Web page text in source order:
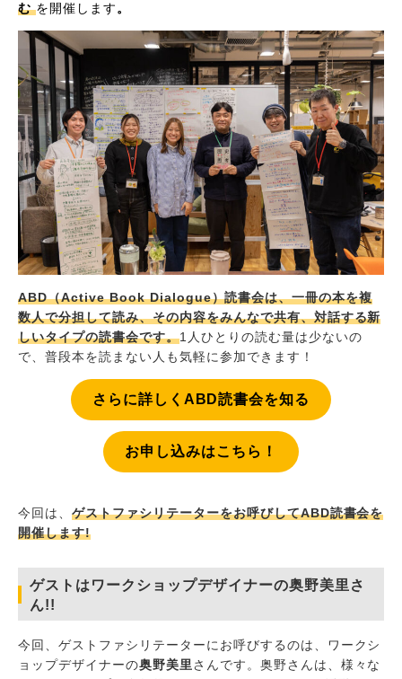
むを開催します。
ABD（Active Book Dialogue）読書会は、一冊の本を複
数人で分担して読み、その内容をみんなで共有、対話する新
しいタイプの読書会です。1人ひとりの読む量は少ないの
で、普段本を読まない人も気軽に参加できます！
さらに詳しくABD読書会を知る
お申し込みはこちら！
今回は、 ゲストファシリテーターをお呼びしてABD読書会を
開催します!
ゲストはワークショップデザイナーの奥野美里さ
ん!!
今回、ゲストファシリテーターにお呼びするのは、ワークシ
ョップデザイナーの奥野美里さんです。奥野さんは、様々な